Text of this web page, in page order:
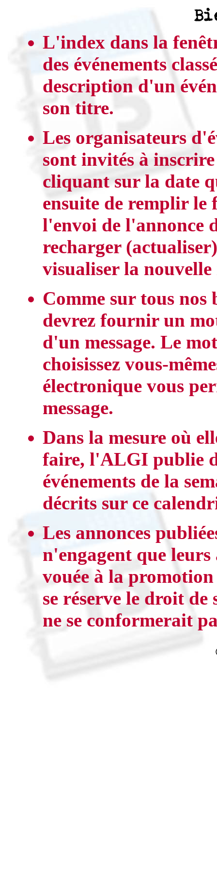
L'index dans la
des événements
description d'un
son titre.
Les organisateurs
sont invités à
cliquant sur la date
ensuite de remplir le
l'envoi de l'annonce
recharger
visualiser la
Comme sur tous
devrez fournir un
d'un message. Le
choisissez vous-
électronique vous
message.
Dans la mesure où
faire, l'ALGI publie
événements de la
décrits sur ce
Les annonces
n'engagent que
vouée à la
se réserve le droit
ne se conformerait